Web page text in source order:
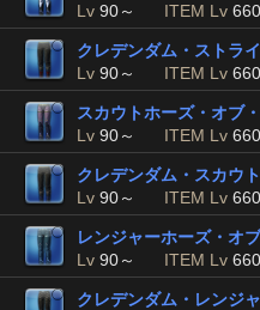
Lv 90～ ITEM Lv 660
クレデンダム・ストラ
Lv 90～ ITEM Lv 660
スカウトホーズ・オブ
Lv 90～ ITEM Lv 660
クレデンダム・スカウ
Lv 90～ ITEM Lv 660
レンジャーホーズ・オ
Lv 90～ ITEM Lv 660
クレデンダム・レンジ